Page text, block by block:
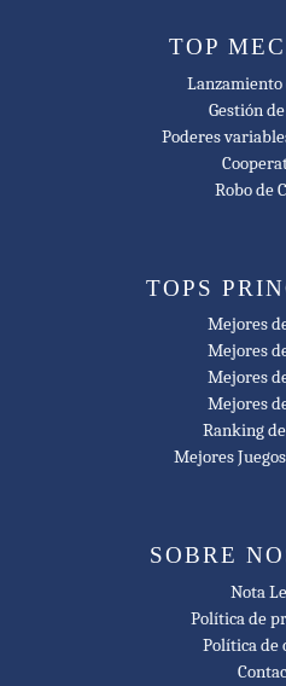
mediante tiradas de
cartas de combate, y
—descripción del
TOP
Lanzamiento
Gestión
Poderes
Robo de
TOPS
Mejores
Mejores
Mejores
Mejores
Ranking
Mejores
SOBRE
Nota
Política de
Política de